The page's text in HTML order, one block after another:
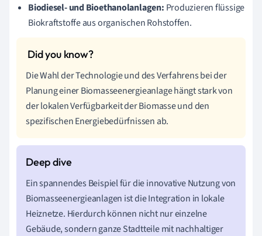
Biodiesel- und Bioethanolanlagen: Produzieren flüssige
Biokraftstoffe aus organischen Rohstoffen.
Die Wahl der Technologie und des Verfahrens bei der
Planung einer Biomasseenergieanlage hängt stark von
der lokalen Verfügbarkeit der Biomasse und den
spezifischen Energiebedürfnissen ab.
Ein spannendes Beispiel für die innovative Nutzung von
Biomasseenergieanlagen ist die Integration in lokale
Heiznetze. Hierdurch können nicht nur einzelne
Gebäude, sondern ganze Stadtteile mit nachhaltiger